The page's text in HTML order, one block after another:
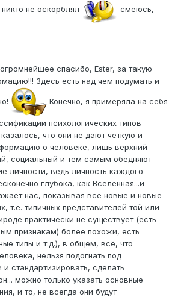
не оскорблял
смеюсь,
спасибо, Ester, за такую
Здесь есть над чем подумать и
Конечно, я примеряла на себя
психологических типов
что они не дают четкую и
о человеке, лишь верхний
социальный и тем самым обедняют
личности, ведь личность каждого -
глубока, как Вселенная...и
нас, показывая всё новые и новые
т.е. типичных представителей той или
практически не существует (есть
признакам) более похожи, есть
типы и т.д.), в общем, всё, что
нельзя подогнать под
стандартизировать, сделать
можно только указать основные
и то, не всегда они будут